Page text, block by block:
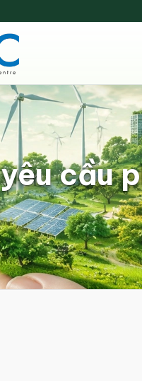
yêu cầu